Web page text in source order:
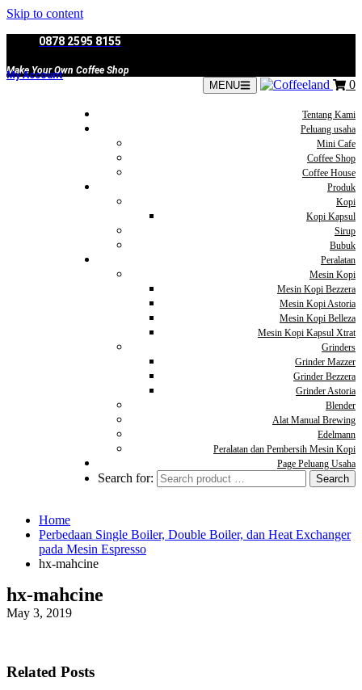
Skip to content
0878 2595 8155
Make Your Own Coffee Shop
My Account
MENU 0
Tentang Kami
Peluang usaha
Mini Cafe
Coffee Shop
Coffee House
Produk
Kopi
Kopi Kapsul
Sirup
Bubuk
Peralatan
Mesin Kopi
Mesin Kopi Bezzera
Mesin Kopi Astoria
Mesin Kopi Belleza
Mesin Kopi Kapsul Xtrat
Grinders
Grinder Mazzer
Grinder Bezzera
Grinder Astoria
Blender
Alat Manual Brewing
Edelmann
Peralatan dan Pembersih Mesin Kopi
Page Peluang Usaha
Search for:
Home
Perbedaan Single Boiler, Double Boiler, dan Heat Exchanger
pada Mesin Espresso
hx-mahcine
hx-mahcine
May 3, 2019
Related Posts